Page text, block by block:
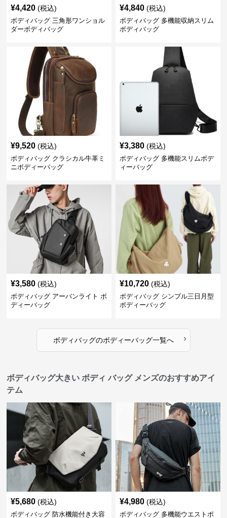
¥4,420 (税込)
ボディバッグ 三角形ワンショル
ダーボディバッグ
¥4,840 (税込)
ボディバッグ 多機能収納スリム
ボディバッグ
¥9,520 (税込)
ボディバッグ クラシカル牛革ミ
ニボディーバッグ
¥3,380 (税込)
ボディバッグ 多機能スリムボデ
ィーバッグ
¥3,580 (税込)
ボディバッグ アーバンライト ボ
ディーバッグ
¥10,720 (税込)
ボディバッグ シンプル三日月型
ボディーバッグ
ボディバッグのボディーバッグ一覧へ ›
ボディバッグ大きい ボディ バッグ メンズのおすすめアイ
テム
¥5,680 (税込)
ボディバッグ 防水機能付き大容
¥4,980 (税込)
ボディバッグ 多機能ウエストポ